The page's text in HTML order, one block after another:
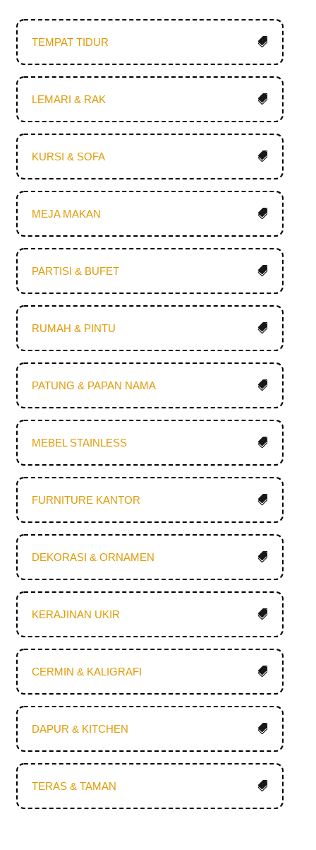
TEMPAT TIDUR
LEMARI & RAK
KURSI & SOFA
MEJA MAKAN
PARTISI & BUFET
RUMAH & PINTU
PATUNG & PAPAN NAMA
MEBEL STAINLESS
FURNITURE KANTOR
DEKORASI & ORNAMEN
KERAJINAN UKIR
CERMIN & KALIGRAFI
DAPUR & KITCHEN
TERAS & TAMAN